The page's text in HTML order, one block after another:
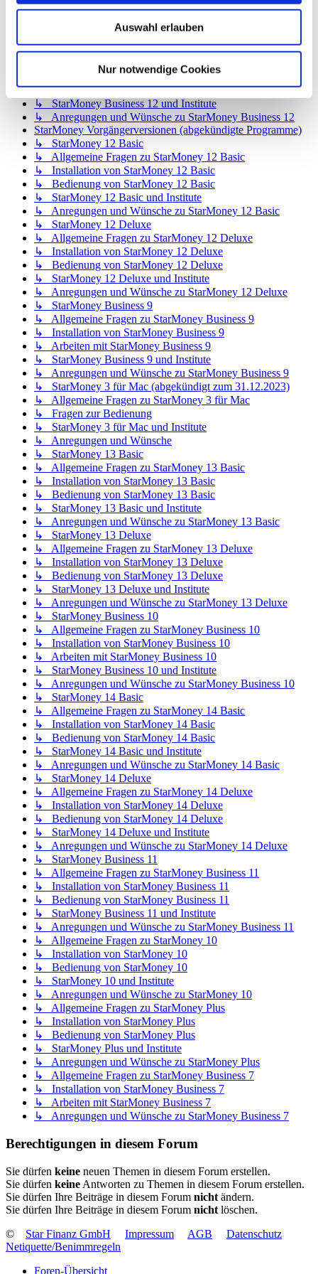
Auswahl erlauben
Nur notwendige Cookies
↳ StarMoney App für iOS
↳ StarMoney App für Mac
StarMoney Business 12
↳ Allgemeine Fragen zu StarMoney Business 12
↳ Installation von StarMoney Business 12
↳ Bedienung von StarMoney Business 12
↳ StarMoney Business 12 und Institute
↳ Anregungen und Wünsche zu StarMoney Business 12
StarMoney Vorgängerversionen (abgekündigte Programme)
↳ StarMoney 12 Basic
↳ Allgemeine Fragen zu StarMoney 12 Basic
↳ Installation von StarMoney 12 Basic
↳ Bedienung von StarMoney 12 Basic
↳ StarMoney 12 Basic und Institute
↳ Anregungen und Wünsche zu StarMoney 12 Basic
↳ StarMoney 12 Deluxe
↳ Allgemeine Fragen zu StarMoney 12 Deluxe
↳ Installation von StarMoney 12 Deluxe
↳ Bedienung von StarMoney 12 Deluxe
↳ StarMoney 12 Deluxe und Institute
↳ Anregungen und Wünsche zu StarMoney 12 Deluxe
↳ StarMoney Business 9
↳ Allgemeine Fragen zu StarMoney Business 9
↳ Installation von StarMoney Business 9
↳ Arbeiten mit StarMoney Business 9
↳ StarMoney Business 9 und Institute
↳ Anregungen und Wünsche zu StarMoney Business 9
↳ StarMoney 3 für Mac (abgekündigt zum 31.12.2023)
↳ Allgemeine Fragen zu StarMoney 3 für Mac
↳ Fragen zur Bedienung
↳ StarMoney 3 für Mac und Institute
↳ Anregungen und Wünsche
↳ StarMoney 13 Basic
↳ Allgemeine Fragen zu StarMoney 13 Basic
↳ Installation von StarMoney 13 Basic
↳ Bedienung von StarMoney 13 Basic
↳ StarMoney 13 Basic und Institute
↳ Anregungen und Wünsche zu StarMoney 13 Basic
↳ StarMoney 13 Deluxe
↳ Allgemeine Fragen zu StarMoney 13 Deluxe
↳ Installation von StarMoney 13 Deluxe
↳ Bedienung von StarMoney 13 Deluxe
↳ StarMoney 13 Deluxe und Institute
↳ Anregungen und Wünsche zu StarMoney 13 Deluxe
↳ StarMoney Business 10
↳ Allgemeine Fragen zu StarMoney Business 10
↳ Installation von StarMoney Business 10
↳ Arbeiten mit StarMoney Business 10
↳ StarMoney Business 10 und Institute
↳ Anregungen und Wünsche zu StarMoney Business 10
↳ StarMoney 14 Basic
↳ Allgemeine Fragen zu StarMoney 14 Basic
↳ Installation von StarMoney 14 Basic
↳ Bedienung von StarMoney 14 Basic
↳ StarMoney 14 Basic und Institute
↳ Anregungen und Wünsche zu StarMoney 14 Basic
↳ StarMoney 14 Deluxe
↳ Allgemeine Fragen zu StarMoney 14 Deluxe
↳ Installation von StarMoney 14 Deluxe
↳ Bedienung von StarMoney 14 Deluxe
↳ StarMoney 14 Deluxe und Institute
↳ Anregungen und Wünsche zu StarMoney 14 Deluxe
↳ StarMoney Business 11
↳ Allgemeine Fragen zu StarMoney Business 11
↳ Installation von StarMoney Business 11
↳ Bedienung von StarMoney Business 11
↳ StarMoney Business 11 und Institute
↳ Anregungen und Wünsche zu StarMoney Business 11
↳ Allgemeine Fragen zu StarMoney 10
↳ Installation von StarMoney 10
↳ Bedienung von StarMoney 10
↳ StarMoney 10 und Institute
↳ Anregungen und Wünsche zu StarMoney 10
↳ Allgemeine Fragen zu StarMoney Plus
↳ Installation von StarMoney Plus
↳ Bedienung von StarMoney Plus
↳ StarMoney Plus und Institute
↳ Anregungen und Wünsche zu StarMoney Plus
↳ Allgemeine Fragen zu StarMoney Business 7
↳ Installation von StarMoney Business 7
↳ Arbeiten mit StarMoney Business 7
↳ Anregungen und Wünsche zu StarMoney Business 7
Berechtigungen in diesem Forum
Sie dürfen keine neuen Themen in diesem Forum erstellen.
Sie dürfen keine Antworten zu Themen in diesem Forum erstellen.
Sie dürfen Ihre Beiträge in diesem Forum nicht ändern.
Sie dürfen Ihre Beiträge in diesem Forum nicht löschen.
©
Star Finanz GmbH Impressum AGB
Datenschutz
Netiquette/Benimmregeln
Foren-Übersicht